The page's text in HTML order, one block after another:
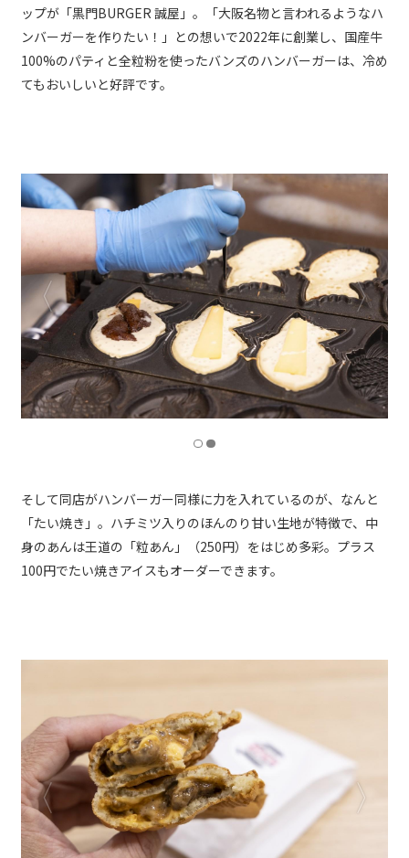
ップが「黒門BURGER 誠屋」。「大阪名物と言われるようなハ
ンバーガーを作りたい！」との想いで2022年に創業し、国産牛
100%のパティと全粒粉を使ったバンズのハンバーガーは、冷め
てもおいしいと好評です。
そして同店がハンバーガー同様に力を入れているのが、なんと
「たい焼き」。ハチミツ入りのほんのり甘い生地が特徴で、中
身のあんは王道の「粒あん」（250円）をはじめ多彩。プラス
100円でたい焼きアイスもオーダーできます。